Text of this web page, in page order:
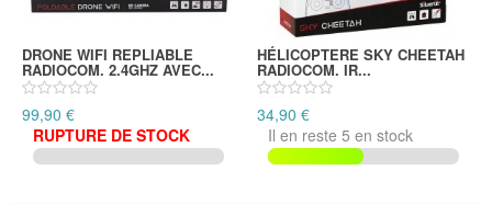
DRONE WIFI REPLIABLE
RADIOCOM. 2.4GHZ AVEC...
99,90 €
RUPTURE DE STOCK
HÉLICOPTERE SKY CHEETAH
RADIOCOM. IR...
34,90 €
Il en reste 5 en stock